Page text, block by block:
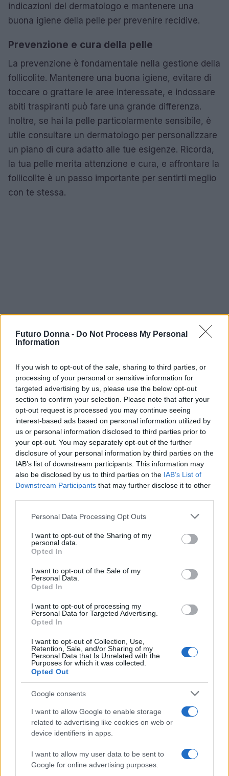
Futuro Donna - Do Not Process My Personal
Information
If you wish to opt-out of the sale, sharing to third parties, or
processing of your personal or sensitive information for
targeted advertising by us, please use the below opt-out
section to confirm your selection. Please note that after your
opt-out request is processed you may continue seeing
interest-based ads based on personal information utilized by
us or personal information disclosed to third parties prior to
your opt-out. You may separately opt-out of the further
disclosure of your personal information by third parties on the
IAB’s list of downstream participants. This information may
also be disclosed by us to third parties on the IAB’s List of
Downstream Participants that may further disclose it to other
Please note that this website/app uses one or more Google
not limited to your visit or usage behaviour. You may click to
grant or deny consent to Google and its third-party tags to
use your data for below specified purposes in below Google
consent section.
Personal Data Processing Opt Outs
I want to opt-out of the Sharing of my
personal data.
Opted In
I want to opt-out of the Sale of my
Personal Data.
Opted In
I want to opt-out of processing my
Personal Data for Targeted Advertising.
Opted In
I want to opt-out of Collection, Use,
Retention, Sale, and/or Sharing of my
Personal Data that Is Unrelated with the
Purposes for which it was collected.
Opted Out
Google consents
I want to allow Google to enable storage
related to advertising like cookies on web or
device identifiers in apps.
I want to allow my user data to be sent to
Google for online advertising purposes.
indicazioni del dermatologo e mantenere una
buona igiene della pelle per prevenire recidive.
Prevenzione e cura della pelle
La prevenzione è fondamentale nella gestione della
follicolite. Mantenere una buona igiene, evitare di
toccare o grattare le aree interessate, e indossare
abiti traspiranti può fare una grande differenza.
Inoltre, se hai la pelle particolarmente sensibile, è
utile consultare un dermatologo per personalizzare
un piano di cura adatto alle tue esigenze. Ricorda,
la tua pelle merita attenzione e cura, e affrontare la
follicolite è un passo importante per sentirti meglio
con te stessa.
AUTORE
Staff
Continua a leggere
PSICOLOGIA